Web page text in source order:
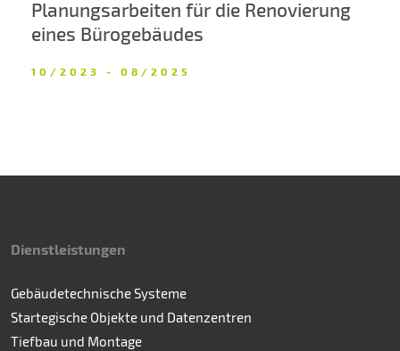
Planungsarbeiten für die Renovierung
eines Bürogebäudes
10/2023 - 08/2025
Dienstleistungen
Gebäudetechnische Systeme
Startegische Objekte und Datenzentren
Tiefbau und Montage